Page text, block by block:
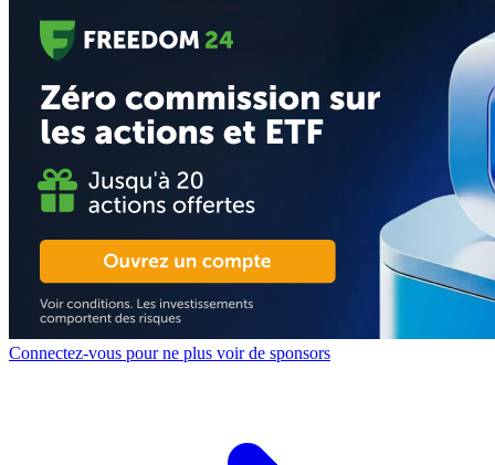
Connectez-vous pour ne plus voir de sponsors